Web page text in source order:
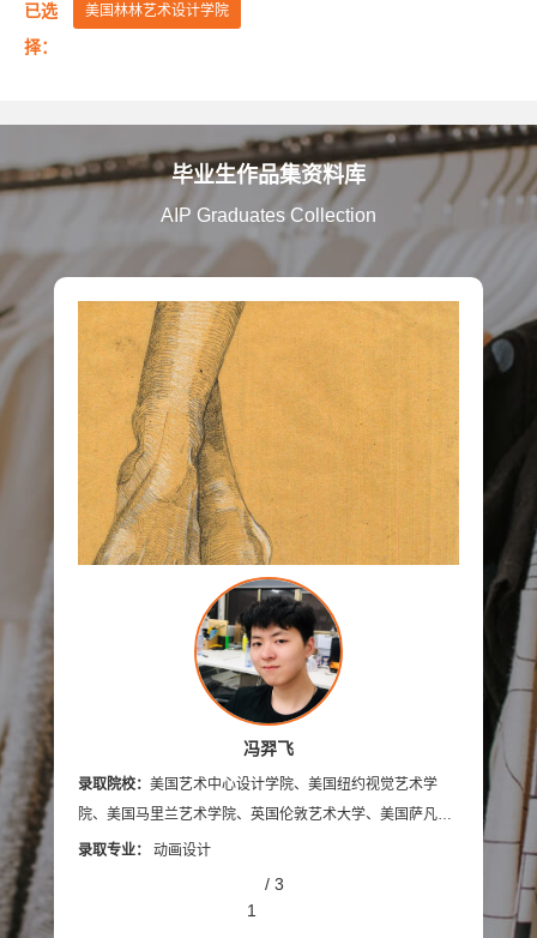
英国赫特福德大学
英国金斯顿大学 英国格拉斯哥艺术学院
英国提赛德大学
英国考文垂大学 英国伯明翰城市大学
英国诺丁汉特伦特大学 英国谢菲尔德哈勒姆大学
美国马里兰艺术学院 美国弗吉尼亚联邦大学
美国加州艺术大学 英国伯恩茅斯艺术大学
美国奥蒂斯艺术与设计学院 英国拉夫堡大学
新加坡南洋艺术学院 英国德比大学
英国创意艺术大学 诺森比亚大学
英国法尔茅斯大学
美国林林艺术设计学院
英国布莱顿大学
已选
择：
美国林林艺术设计学院
毕业生作品集资料库
AIP Graduates Collection
设计
冯羿飞
录取院校： 美国艺术中心设计学院、美国纽约视觉艺术学
院、美国马里兰艺术学院、英国伦敦艺术大学、美国萨凡纳
艺术与设计学院、美国林林艺术设计学院
录取专业： 动画设计
1
录取院
学院、
录取专
/ 3